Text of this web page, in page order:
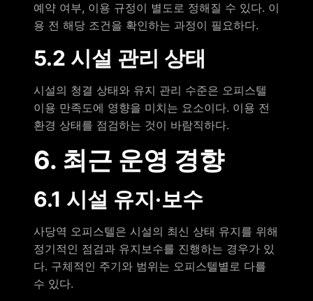
예약 여부, 이용 규정이 별도로 정해질 수 있다. 이
용 전 해당 조건을 확인하는 과정이 필요하다.
5.2 시설 관리 상태
시설의 청결 상태와 유지 관리 수준은 오피스텔
이용 만족도에 영향을 미치는 요소이다. 이용 전
환경 상태를 점검하는 것이 바람직하다.
6. 최근 운영 경향
6.1 시설 유지·보수
사당역 오피스텔은 시설의 최신 상태 유지를 위해
정기적인 점검과 유지보수를 진행하는 경우가 있
다. 구체적인 주기와 범위는 오피스텔별로 다를
수 있다.